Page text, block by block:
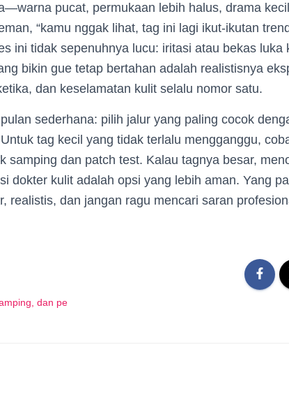
pucat, permukaan lebih halus, drama
“kamu nggak lihat, tag ini lagi ikut-ikutan
ini tidak sepenuhnya lucu: iritasi atau bekas luka
bikin gue tetap bertahan adalah realistisnya
dan keselamatan kulit selalu nomor satu.
sederhana: pilih jalur yang paling cocok
tag kecil yang tidak terlalu mengganggu,
samping dan patch test. Kalau tagnya besar,
dokter kulit adalah opsi yang lebih aman. Yang
realistis, dan jangan ragu mencari saran
dan pe